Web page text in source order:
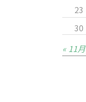
23
30
« 11月